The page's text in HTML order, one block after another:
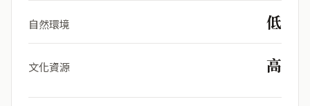
自然環境 低
文化資源 高